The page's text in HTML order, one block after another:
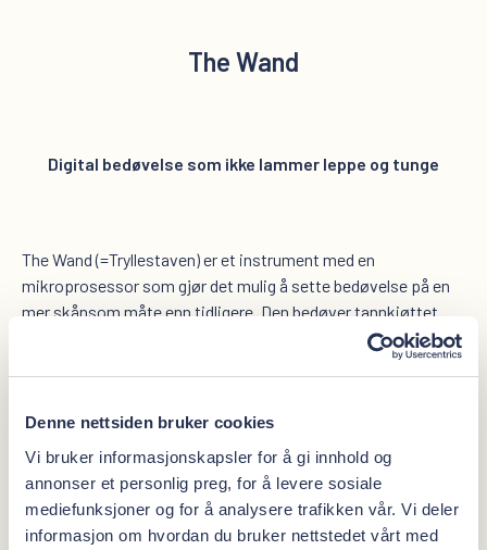
Denne nettsiden bruker cookies
Vi bruker informasjonskapsler for å gi innhold og
annonser et personlig preg, for å levere sosiale
mediefunksjoner og for å analysere trafikken vår. Vi deler
informasjon om hvordan du bruker nettstedet vårt med
The Wand
Digital bedøvelse som ikke lammer leppe og tunge
The Wand (=Tryllestaven) er et instrument med en
mikroprosessor som gjør det mulig å sette bedøvelse på en
mer skånsom måte enn tidligere. Den bedøver tannkjøttet
kontinuerlig mens bedøvelsen settes, med en svært tynn
kanyle, og på den måten merker pasienten svært lite til
Med The Wand kan vi ofte bedøve én enkelt tann uten at leppe
og tunge er bedøvet i mange timer etterpå. I motsetning til en
vanlig sprøyte har vi bedre kontroll og kan være enda mer